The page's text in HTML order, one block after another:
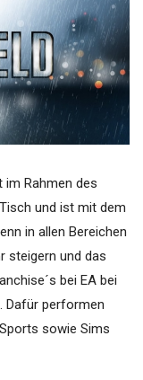
Rahmen des
und ist mit dem
in allen Bereichen
steigern und das
bei EA bei
Dafür performen
sowie Sims